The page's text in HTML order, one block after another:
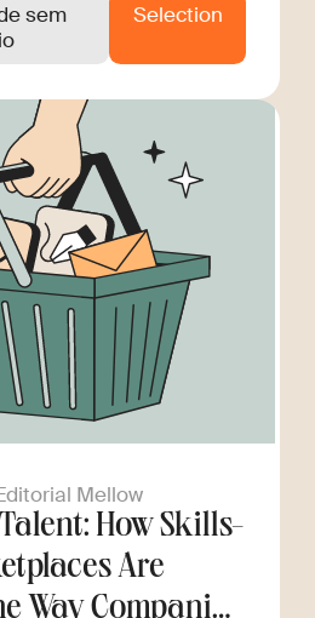
sem
Selection
Mellow
How Skills-
Are